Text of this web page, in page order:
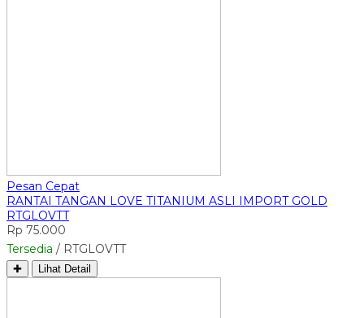
Pesan Cepat
RANTAI TANGAN LOVE TITANIUM ASLI IMPORT GOLD
RTGLOVTT
Rp 75.000
Tersedia / RTGLOVTT
✚ Lihat Detail